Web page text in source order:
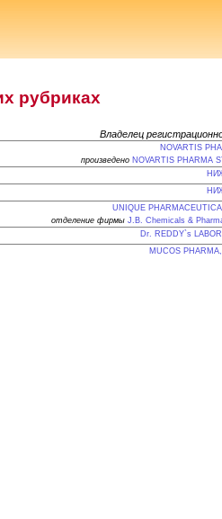
рубриках
Владелец
NOVARTIS
произведено NOVARTIS PHARMA
UNIQUE
отделение фирмы J.B. Chemicals &
Dr. REDDY`s
MUCOS